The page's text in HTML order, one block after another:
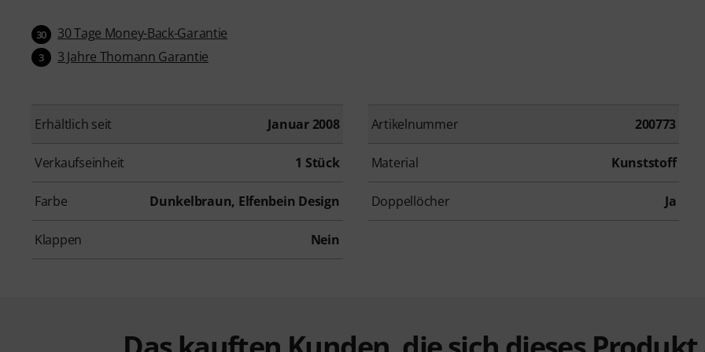
30 30 Tage Money-Back-Garantie
3 3 Jahre Thomann Garantie
Erhältlich seit Januar 2008 Artikelnummer 200773
Verkaufseinheit 1 Stück Material Kunststoff
Farbe Dunkelbraun, Elfenbein Design Doppellöcher Ja
Klappen Nein